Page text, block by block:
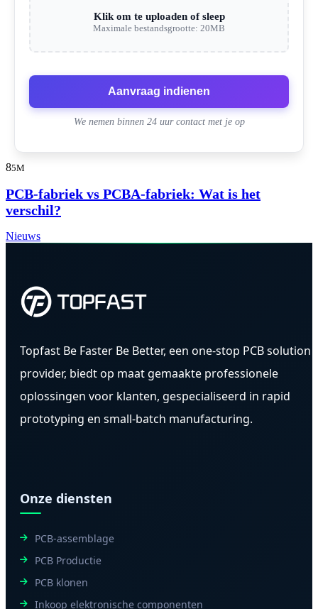
Klik om te uploaden of sleep
Maximale bestandsgrootte: 20MB
Aanvraag indienen
We nemen binnen 24 uur contact met je op
85M
PCB-fabriek vs PCBA-fabriek: Wat is het
verschil?
Nieuws
Topfast Be Faster Be Better, een one-stop PCB solution
provider, biedt op maat gemaakte professionele
oplossingen voor klanten, gespecialiseerd in rapid
prototyping en small-batch manufacturing.
Onze diensten
PCB-assemblage
PCB Productie
PCB klonen
Inkoop elektronische componenten